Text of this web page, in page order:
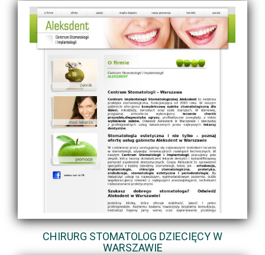
CHIRURG STOMATOLOG DZIECIĘCY W
WARSZAWIE